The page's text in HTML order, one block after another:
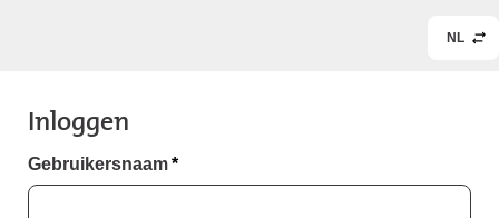
NL
Inloggen
Gebruikersnaam*